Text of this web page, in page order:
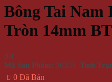
Bông Tai Nam
Tròn 14mm
(0)
Mã Sản Phẩm: 36359 |Tình
0 Đã Bán